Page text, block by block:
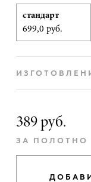
389 руб.
ЗА ПОЛОТНО
стандарт
699,0 руб.